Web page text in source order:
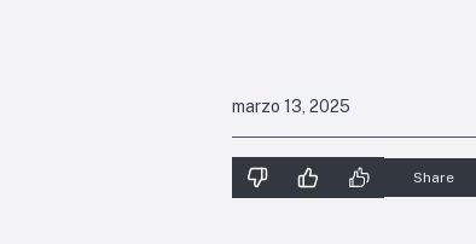
marzo 13, 2025
Share